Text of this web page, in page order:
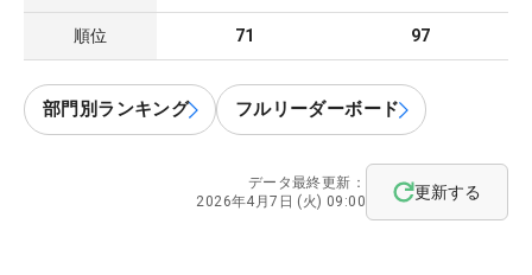
順位 71 97
部門別ランキング フルリーダーボード
データ最終更新：
2026年4月7日 (火) 09:00
更新する